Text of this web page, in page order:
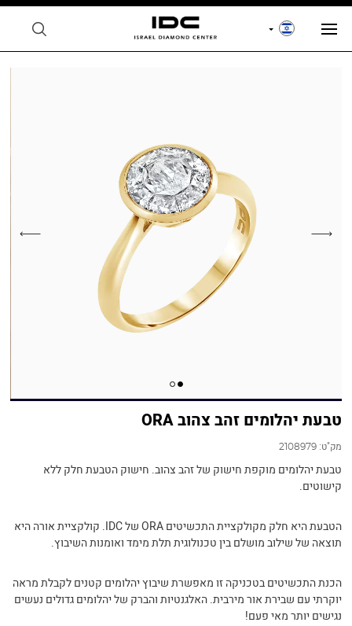
טבעת יהלומים זהב צהוב ORA
מק"ט:2108979
טבעת יהלומים מוקפת חישוק של זהב צהוב. חישוק הטבעת חלק ללא
קישוטים.
הטבעת היא חלק מקולקציית התכשיטים ORA של IDC. קולקציית אורה היא
תוצאה של שילוב מושלם בין טכנולוגית תלת מימד ואומנות השיבוץ.
הכנת התכשיטים בטכניקה זו מאפשרת שיבוץ יהלומים קטנים לקבלת מראה
יוקרתי עם שבירת אור מירבית. האלגנטיות והברק של יהלומים גדולים נעשים
נגישים יותר מאי פעם!